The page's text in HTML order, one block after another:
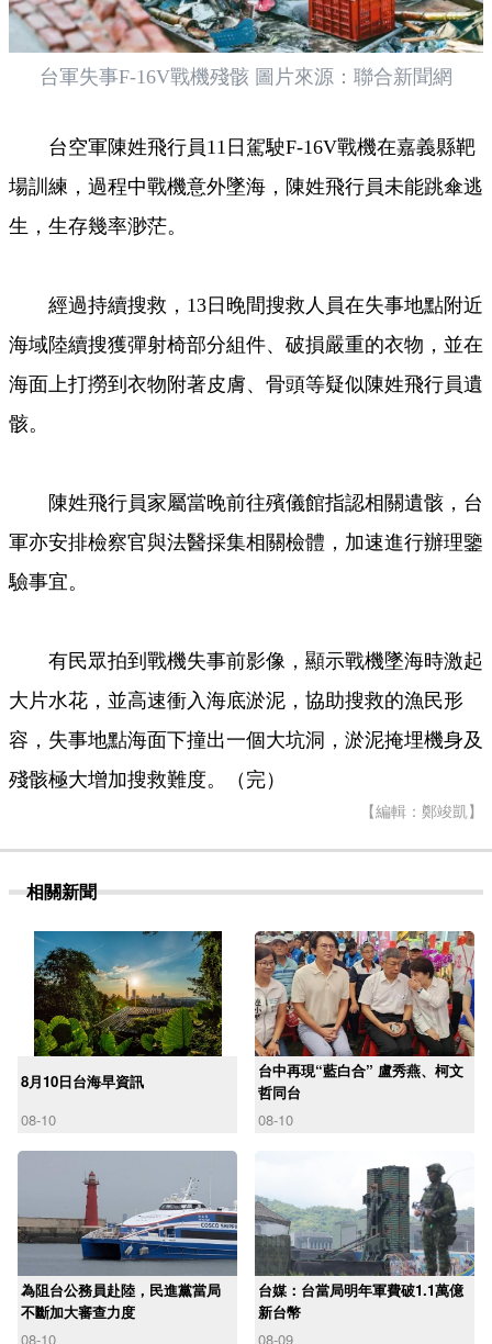
台軍失事F-16V戰機殘骸 圖片來源：聯合新聞網
台空軍陳姓飛行員11日駕駛F-16V戰機在嘉義縣靶
場訓練，過程中戰機意外墜海，陳姓飛行員未能跳傘逃
生，生存幾率渺茫。
經過持續搜救，13日晚間搜救人員在失事地點附近
海域陸續搜獲彈射椅部分組件、破損嚴重的衣物，並在
海面上打撈到衣物附著皮膚、骨頭等疑似陳姓飛行員遺
骸。
陳姓飛行員家屬當晚前往殯儀館指認相關遺骸，台
軍亦安排檢察官與法醫採集相關檢體，加速進行辦理鑒
驗事宜。
有民眾拍到戰機失事前影像，顯示戰機墜海時激起
大片水花，並高速衝入海底淤泥，協助搜救的漁民形
容，失事地點海面下撞出一個大坑洞，淤泥掩埋機身及
殘骸極大增加搜救難度。（完）
【編輯：鄭竣凱】
相關新聞
8月10日台海早資訊
08-10
台中再現“藍白合” 盧秀燕、柯文
哲同台
08-10
為阻台公務員赴陸，民進黨當局
不斷加大審查力度
08-10
台媒：台當局明年軍費破1.1萬億
新台幣
08-09